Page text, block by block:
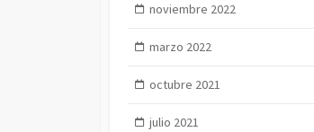
noviembre 2022
marzo 2022
octubre 2021
julio 2021